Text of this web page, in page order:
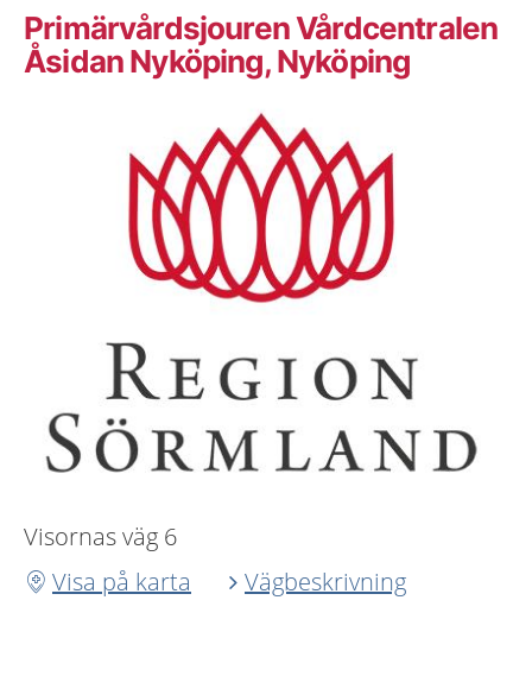
Primärvårdsjouren Vårdcentralen
Åsidan Nyköping, Nyköping
Visornas väg 6
Visa på karta
Vägbeskrivning